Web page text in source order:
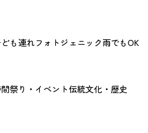
も連れフォトジェニック雨でもOK
祭り・イベント伝統文化・歴史